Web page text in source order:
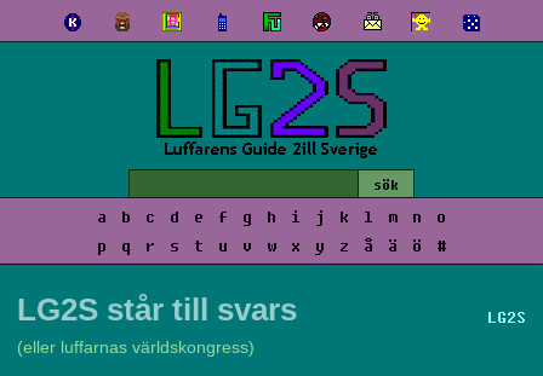
a b c d e f g h i j k l m n
o
p
q r s t u v w x y z å ä ö #
LG2S
LG2S står till svars
(eller luffarnas världskongress)